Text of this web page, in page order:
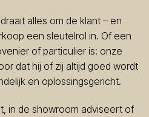
alles om de klant – en
een sleutelrol in. Of een
of particulier is: onze
dat hij of zij altijd goed wordt
en oplossingsgericht.
in de showroom adviseert of